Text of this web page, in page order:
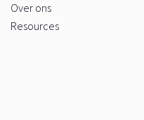
Over ons
Resources